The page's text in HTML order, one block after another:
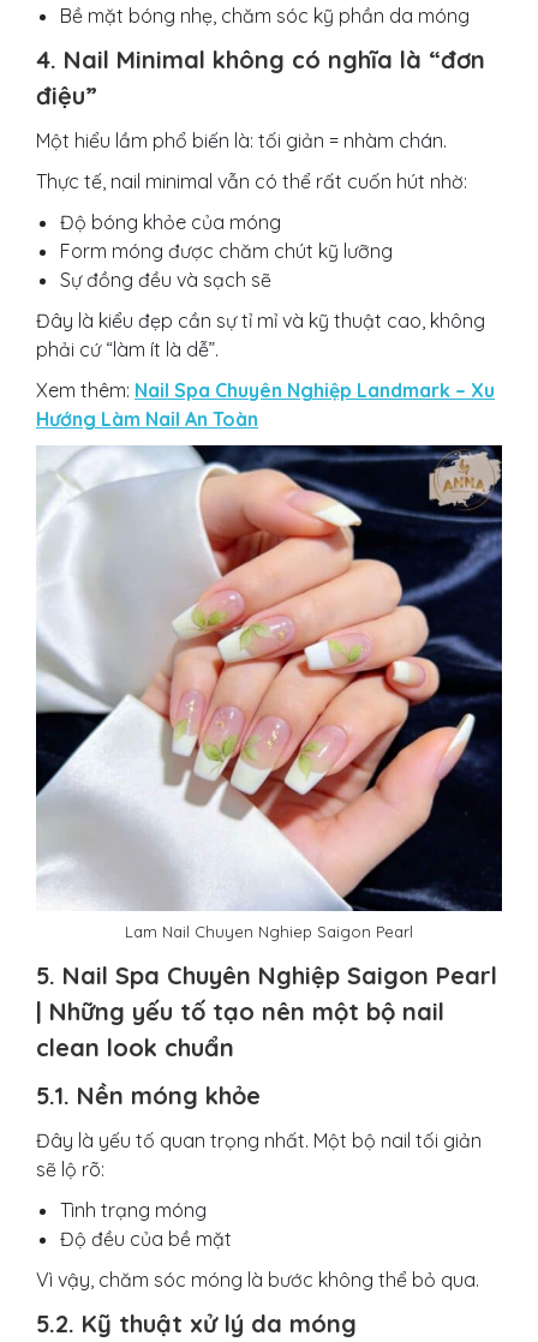
Bề mặt bóng nhẹ, chăm sóc kỹ phần da móng
4. Nail Minimal không có nghĩa là “đơn
điệu”
Một hiểu lầm phổ biến là: tối giản = nhàm chán.
Thực tế, nail minimal vẫn có thể rất cuốn hút nhờ:
Độ bóng khỏe của móng
Form móng được chăm chút kỹ lưỡng
Sự đồng đều và sạch sẽ
Đây là kiểu đẹp cần sự tỉ mỉ và kỹ thuật cao, không
phải cứ “làm ít là dễ”.
Xem thêm: Nail Spa Chuyên Nghiệp Landmark – Xu
Hướng Làm Nail An Toàn
Lam Nail Chuyen Nghiep Saigon Pearl
5. Nail Spa Chuyên Nghiệp Saigon Pearl
| Những yếu tố tạo nên một bộ nail
clean look chuẩn
5.1. Nền móng khỏe
Đây là yếu tố quan trọng nhất. Một bộ nail tối giản
sẽ lộ rõ:
Tình trạng móng
Độ đều của bề mặt
Vì vậy, chăm sóc móng là bước không thể bỏ qua.
5.2. Kỹ thuật xử lý da móng